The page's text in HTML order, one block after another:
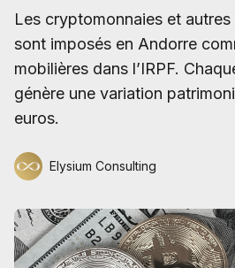
Les cryptomonnaies et
sont imposés en Andorre
mobilières dans l’IRPF.
génère une variation
euros.
Elysium Consulting